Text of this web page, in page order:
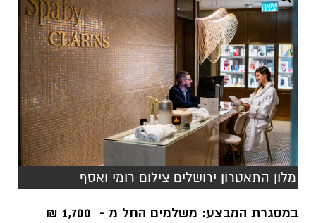
מלון התאטרון ירושלים צילום רומי ואסף
במסגרת המבצע: משלמים החל מ - 1,700 ₪